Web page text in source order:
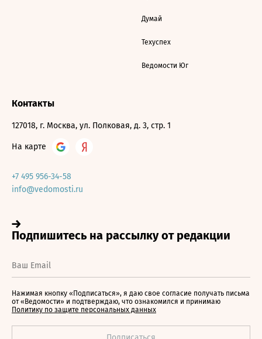
Думай
Техуспех
Ведомости Юг
Контакты
127018, г. Москва, ул. Полковая, д. 3, стр. 1
На карте
+7 495 956-34-58
info@vedomosti.ru
Нажимая кнопку «Подписаться», я даю свое согласие получать письма
от «Ведомости» и подтверждаю, что ознакомился и принимаю
Политику по защите персональных данных